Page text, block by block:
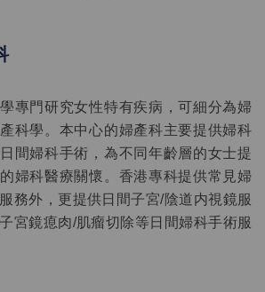
專門研究女性特有疾病，可細分為婦
科學。本中心的婦產科主要提供婦科
間婦科手術，為不同年齡層的女士提
婦科醫療關懷。香港專科提供常見婦
務外，更提供日間子宮/陰道内視鏡服
宮鏡瘜肉/肌瘤切除等日間婦科手術服